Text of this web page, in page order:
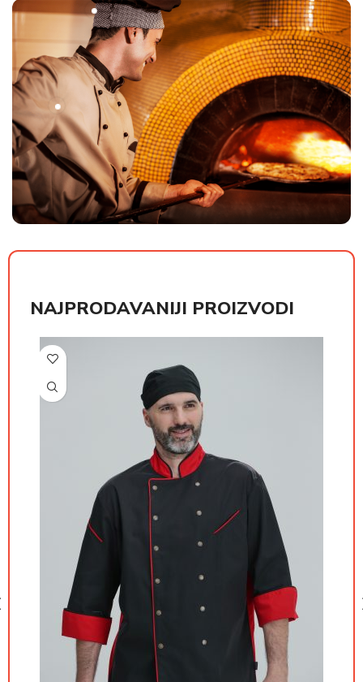
NAJPRODAVANIJI PROIZVODI